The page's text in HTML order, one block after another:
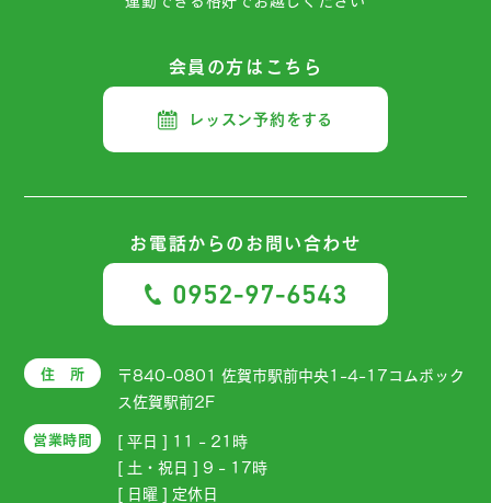
会員の方はこちら
レッスン予約をする
お電話からのお問い合わせ
0952-97-6543
住 所
〒840-0801 佐賀市駅前中央1-4-17コムボック
ス佐賀駅前2F
営業時間
[ 平日 ] 11 - 21時
[ 土・祝日 ] 9 - 17時
[ 日曜 ] 定休日